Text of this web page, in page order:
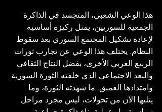
هذا الوعي الشعبي، المتجسد في الذاكرة
الجمعية للسوريين، يمثل ركيزة أساسية
لإعادة تشكيل المجتمع السوري بعد سقوط
النظام. يختلف هذا الوعي عن تجارب ثورات
الربيع العربي الأخرى، بفضل النتاج الثقافي
والبعد الاجتماعي الذي خلفته الثورة السورية
وامتدادها العميق. ما شهدته الثورة، وما
يتليها الآن من تحولات، ليس مجرد مراحل